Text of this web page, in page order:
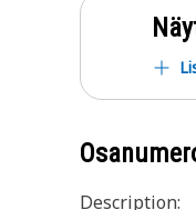
Description: